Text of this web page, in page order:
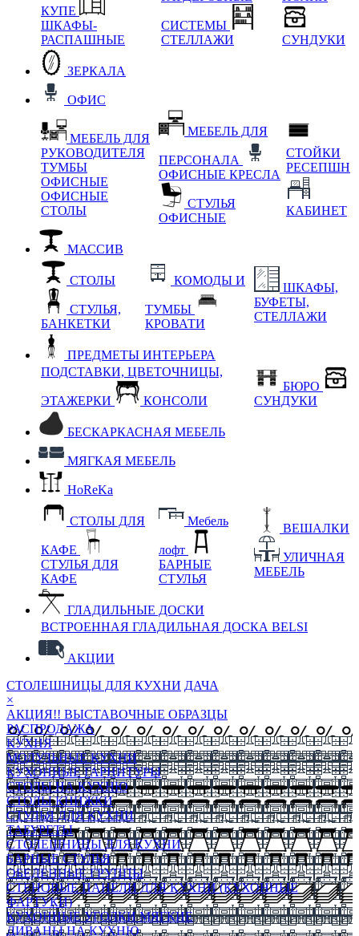
КУПЕ
ШКАФЫ-
РАСПАШНЫЕ
СИСТЕМЫ
СТЕЛЛАЖИ
СУНДУКИ
ЗЕРКАЛА
ОФИС
МЕБЕЛЬ ДЛЯ
РУКОВОДИТЕЛЯ
ТУМБЫ
ОФИСНЫЕ
ОФИСНЫЕ
СТОЛЫ
МЕБЕЛЬ ДЛЯ
ПЕРСОНАЛА
ОФИСНЫЕ КРЕСЛА
СТУЛЬЯ
ОФИСНЫЕ
СТОЙКИ
РЕСЕПШН
КАБИНЕТ
МАССИВ
СТОЛЫ
СТУЛЬЯ,
БАНКЕТКИ
КОМОДЫ И
ТУМБЫ
КРОВАТИ
ШКАФЫ,
БУФЕТЫ,
СТЕЛЛАЖИ
ПРЕДМЕТЫ ИНТЕРЬЕРА
ПОДСТАВКИ, ЦВЕТОЧНИЦЫ,
ЭТАЖЕРКИ КОНСОЛИ
БЮРО
СУНДУКИ
БЕСКАРКАСНАЯ МЕБЕЛЬ
МЯГКАЯ МЕБЕЛЬ
HoReKa
СТОЛЫ ДЛЯ
КАФЕ
СТУЛЬЯ ДЛЯ
КАФЕ
Мебель
лофт
БАРНЫЕ
СТУЛЬЯ
ВЕШАЛКИ
УЛИЧНАЯ
МЕБЕЛЬ
ГЛАДИЛЬНЫЕ ДОСКИ
ВСТРОЕННАЯ ГЛАДИЛЬНАЯ ДОСКА BELSI
АКЦИИ
СТОЛЕШНИЦЫ ДЛЯ КУХНИ ДАЧА
×
АКЦИЯ!! ВЫСТАВОЧНЫЕ ОБРАЗЦЫ
РАСПРОДАЖА
КУХНЯ
МОДУЛЬНЫЕ КУХНИ
КУХОННЫЕ ГАРНИТУРЫ
СТОЛЫ НА КУХНЮ
СТОЛЫ КНИЖКИ
СТУЛЬЯ ДЛЯ КУХНИ
ТАБУРЕТЫ
СТОЛЕШНИЦЫ ДЛЯ КУХНИ
БАРНЫЕ СТУЛЬЯ
ОБЕДЕННЫЕ ГРУППЫ
СТЕНОВЫЕ ПАНЕЛИ ДЛЯ КУХНИ (КУХОННЫЕ
ФАРТУКИ)
КУХОННЫЕ УГОЛКИ МЯГКИЕ
ДИВАНЫ НА КУХНЮ